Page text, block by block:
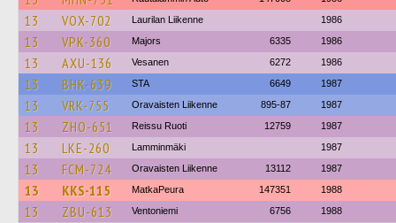
13 VOX-702 Laurilan Liikenne 1986
13 VPK-360 Majors 6335 1986
13 AXU-136 Vesanen 6272 1986
13 BHK-639 STA 6649 1987
13 VRK-755 Oravaisten Liikenne 895-87 1987
13 ZHO-651 Reissu Ruoti 12759 1987
13 LKE-260 Lamminmäki 1987
13 FCM-724 Oravaisten Liikenne 13112 1987
13 KKS-115 MatkaPeura 147351 1988
13 ZBU-613 Ventoniemi 6756 1988